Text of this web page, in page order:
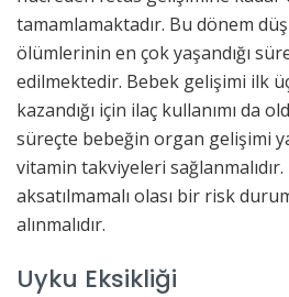
tamamlamaktadır. Bu dönem
ölümlerinin en çok yaşandığı
edilmektedir. Bebek gelişimi ilk
kazandığı için ilaç kullanımı da
süreçte bebeğin organ gelişimi
vitamin takviyeleri
aksatılmamalı olası bir risk
alınmalıdır.
Uyku Eksikliği